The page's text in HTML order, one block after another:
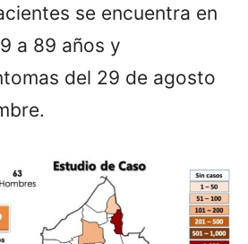
se encuentra en
a 89 años y
del 29 de agosto